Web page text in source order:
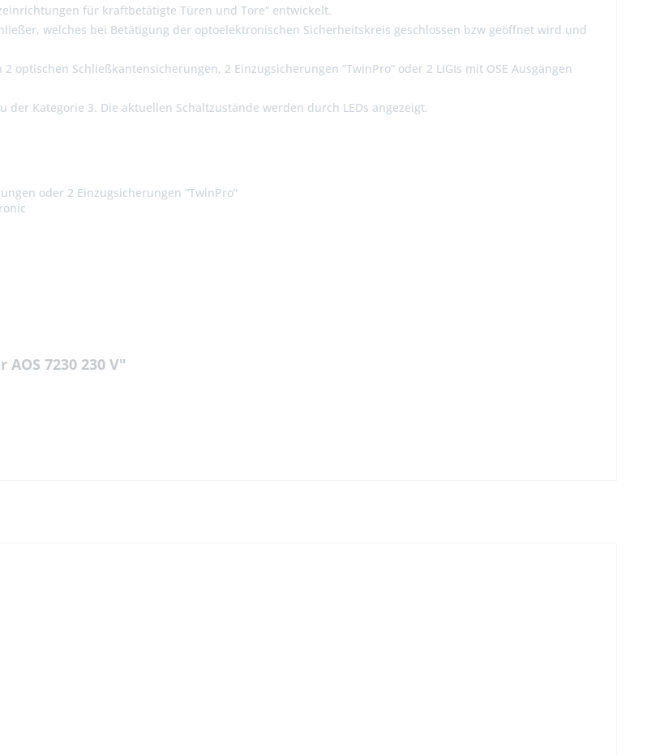
für kraftbetätigte Türen und Tore” entwickelt.
welches bei Betätigung der optoelektronischen Sicherheitskreis geschlossen bzw geöffnet wird und
Schließkantensicherungen, 2 Einzugsicherungen “TwinPro” oder 2 LIGIs mit OSE Ausgängen
Kategorie 3. Die aktuellen Schaltzustände werden durch LEDs angezeigt.
oder 2 Einzugsicherungen “TwinPro”
7230 230 V"